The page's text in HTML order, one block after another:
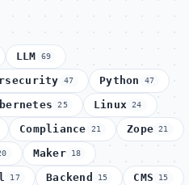
LLM 69
47 Python 47
25 Linux 24
Compliance 21 Zope 21
Maker 18
17 Backend 15 CMS 15